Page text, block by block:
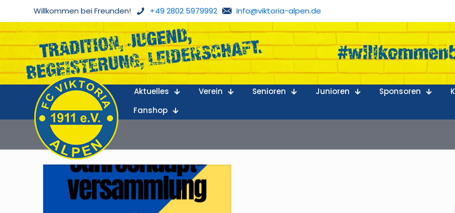
Willkommen bei Freunden! +49 2802 5979992 info@viktoria-alpen.de
Aktuelles Verein Senioren Junioren Sponsoren
Fanshop